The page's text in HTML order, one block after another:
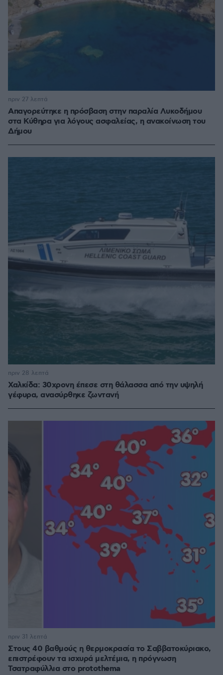
Απαγορεύτηκε η πρόσβαση στην παραλία Λυκοδήμου
στα Κύθηρα για λόγους ασφαλείας, η ανακοίνωση του
Δήμου
πριν 27 λεπτά
Χαλκίδα: 30χρονη έπεσε στη θάλασσα από την υψηλή
γέφυρα, ανασύρθηκε ζωντανή
πριν 28 λεπτά
Στους 40 βαθμούς η θερμοκρασία το Σαββατοκύριακο,
επιστρέφουν τα ισχυρά μελτέμια, η πρόγνωση
Τσατραφύλλια στο protothema
πριν 31 λεπτά